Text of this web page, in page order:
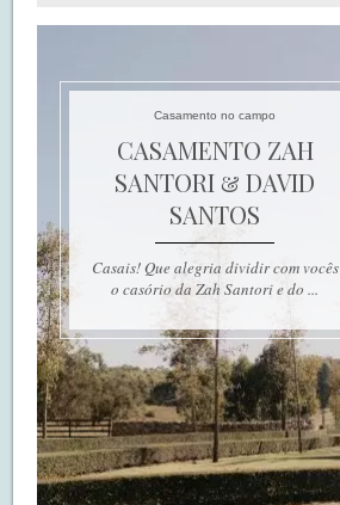
Casamento no campo
CASAMENTO ZAH
SANTORI & DAVID
SANTOS
Casais! Que alegria dividir com vocês
o casório da Zah Santori e do ...